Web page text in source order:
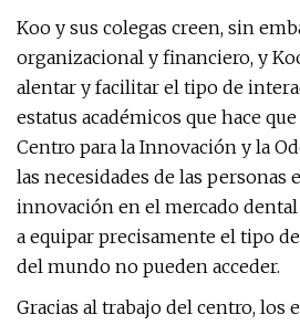
Koo y sus colegas creen, sin
organizacional y financiero, y
alentar y facilitar el tipo de
estatus académicos que hace
Centro para la Innovación y la
las necesidades de las personas
innovación en el mercado
a equipar precisamente el tipo
del mundo no pueden acceder.
Gracias al trabajo del centro, los